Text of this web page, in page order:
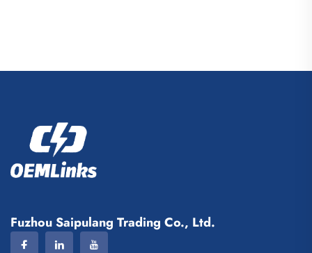
Fuzhou Saipulang Trading Co., Ltd.